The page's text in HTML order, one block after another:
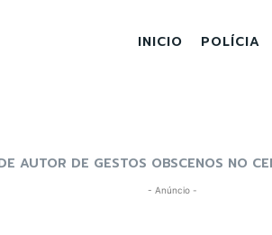
INICIO POLÍCIA
AUTOR DE GESTOS OBSCENOS NO
- Anúncio -